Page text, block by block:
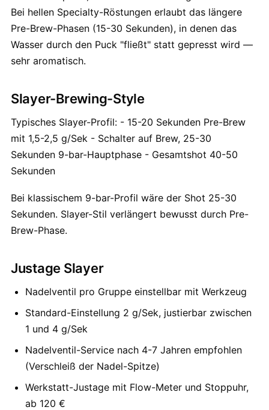
Bei hellen Specialty-Röstungen erlaubt das längere
Pre-Brew-Phasen (15-30 Sekunden), in denen das
Wasser durch den Puck "fließt" statt gepresst wird —
sehr aromatisch.
Slayer-Brewing-Style
Typisches Slayer-Profil: - 15-20 Sekunden Pre-Brew
mit 1,5-2,5 g/Sek - Schalter auf Brew, 25-30
Sekunden 9-bar-Hauptphase - Gesamtshot 40-50
Sekunden
Bei klassischem 9-bar-Profil wäre der Shot 25-30
Sekunden. Slayer-Stil verlängert bewusst durch Pre-
Brew-Phase.
Justage Slayer
Nadelventil pro Gruppe einstellbar mit Werkzeug
Standard-Einstellung 2 g/Sek, justierbar zwischen
1 und 4 g/Sek
Nadelventil-Service nach 4-7 Jahren empfohlen
(Verschleiß der Nadel-Spitze)
Werkstatt-Justage mit Flow-Meter und Stoppuhr,
ab 120 €